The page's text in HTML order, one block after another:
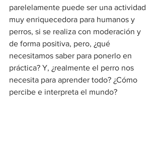
parelelamente puede ser una actividad
muy enriquecedora para humanos y
perros, si se realiza con moderación y
de forma positiva, pero, ¿qué
necesitamos saber para ponerlo en
práctica? Y, ¿realmente el perro nos
necesita para aprender todo? ¿Cómo
percibe e interpreta el mundo?